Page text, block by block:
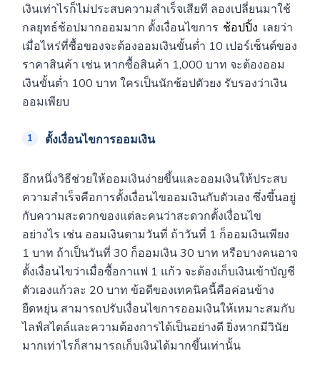
เงินเท่าไรก็ไม่ประสบความสำเร็จเสียที ลองเปลี่ยนมาใช้
กลยุทธ์ช้อปมากออมมาก ตั้งเงื่อนไขการ ช้อปปิ้ง เลยว่า
เมื่อไหร่ที่ซื้อของจะต้องออมเงินขั้นต่ำ 10 เปอร์เซ็นต์ของ
ราคาสินค้า เช่น หากซื้อสินค้า 1,000 บาท จะต้องออม
เงินขั้นต่ำ 100 บาท ใครเป็นนักช้อปตัวยง รับรองว่าเงิน
ออมเพียบ
ตั้งเงื่อนไขการออมเงิน
อีกหนึ่งวิธีช่วยให้ออมเงินง่ายขึ้นและออมเงินให้ประสบ
ความสำเร็จคือการตั้งเงื่อนไขออมเงินกับตัวเอง ซึ่งขึ้นอยู่
กับความสะดวกของแต่ละคนว่าสะดวกตั้งเงื่อนไข
อย่างไร เช่น ออมเงินตามวันที่ ถ้าวันที่ 1 ก็ออมเงินเพียง
1 บาท ถ้าเป็นวันที่ 30 ก็ออมเงิน 30 บาท หรือบางคนอาจ
ตั้งเงื่อนไขว่าเมื่อซื้อกาแฟ 1 แก้ว จะต้องเก็บเงินเข้าบัญชี
ตัวเองแก้วละ 20 บาท ข้อดีของเทคนิคนี้คือค่อนข้าง
ยืดหยุ่น สามารถปรับเงื่อนไขการออมเงินให้เหมาะสมกับ
ไลฟ์สไตล์และความต้องการได้เป็นอย่างดี ยิ่งหากมีวินัย
มากเท่าไรก็สามารถเก็บเงินได้มากขึ้นเท่านั้น